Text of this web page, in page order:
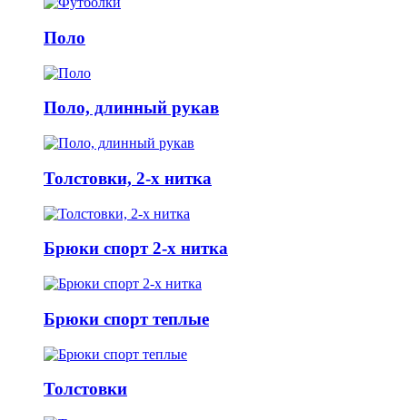
Поло
Поло, длинный рукав
Толстовки, 2-х нитка
Брюки спорт 2-х нитка
Брюки спорт теплые
Толстовки